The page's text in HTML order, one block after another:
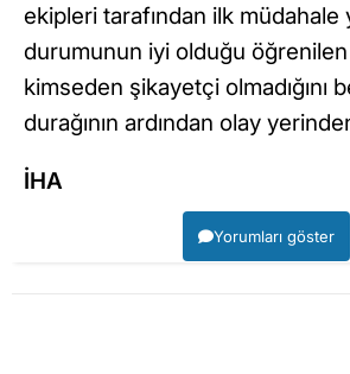
ekipleri tarafından ilk müdahale
durumunun iyi olduğu
kimseden şikayetçi olmadığını
durağının ardından olay
İHA
Yorumları göster